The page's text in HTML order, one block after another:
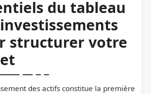
du tableau
structurer votre
des actifs constitue la première